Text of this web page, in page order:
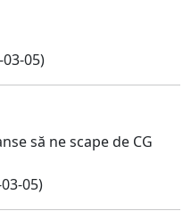
05)
să ne scape de CG
05)